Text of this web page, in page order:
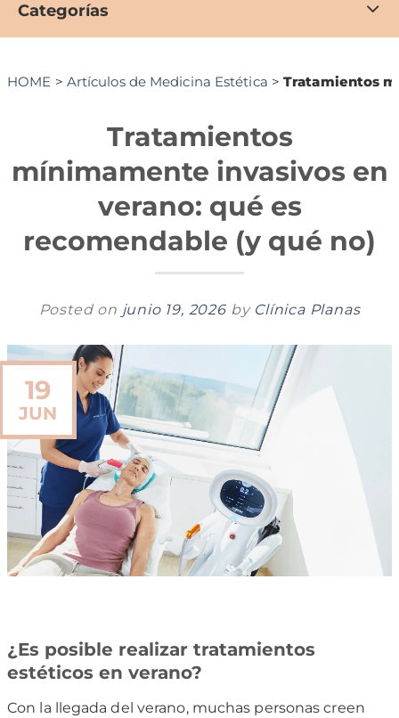
Categorías
HOME > Artículos de Medicina Estética >Tratamientos
Tratamientos
mínimamente invasivos en
verano: qué es
recomendable (y qué no)
Posted on junio 19, 2026 by Clínica Planas
19
JUN
¿Es posible realizar tratamientos
estéticos en verano?
Con la llegada del verano, muchas personas creen